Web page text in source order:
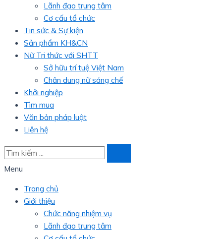
Lãnh đạo trung tâm
Cơ cấu tổ chức
Tin sức & Sự kiện
Sản phẩm KH&CN
Nữ Tri thức với SHTT
Sở hữu trí tuệ Việt Nam
Chân dung nữ sáng chế
Khởi nghiệp
Tìm mua
Văn bản pháp luật
Liên hệ
Menu
Trang chủ
Giới thiệu
Chức năng nhiệm vụ
Lãnh đạo trung tâm